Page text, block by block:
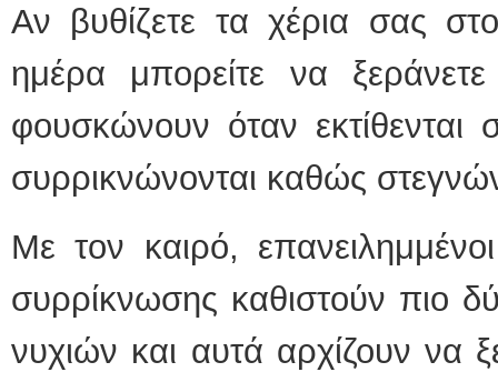
Αν βυθίζετε τα χέρια σας
ημέρα μπορείτε να
φουσκώνουν όταν εκτίθενται
συρρικνώνονται καθώς
Με τον καιρό,
συρρίκνωσης καθιστούν πιο
νυχιών και αυτά αρχίζουν να